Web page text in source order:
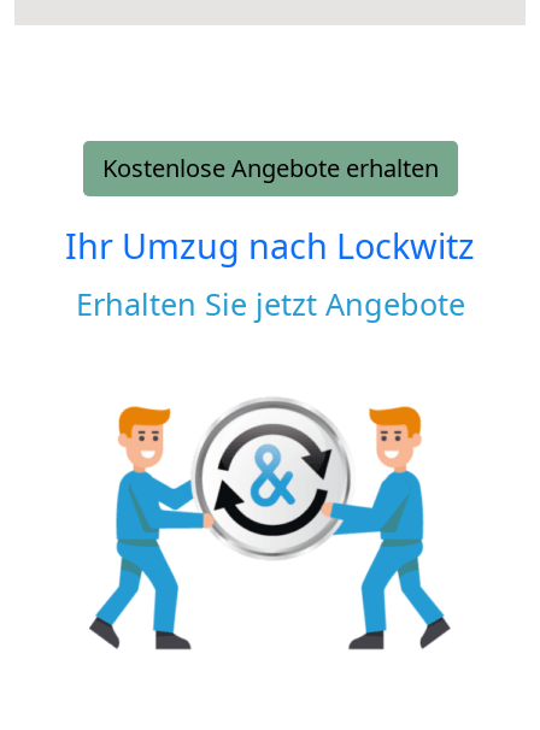
Kostenlose Angebote erhalten
Ihr Umzug nach Lockwitz
Erhalten Sie jetzt Angebote